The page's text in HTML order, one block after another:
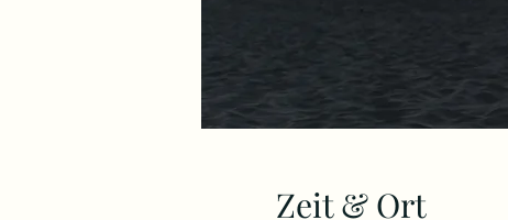
Zeit & Ort